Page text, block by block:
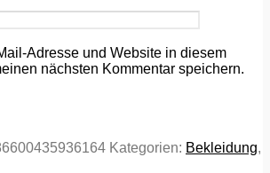
Adresse und Website in diesem
nächsten Kommentar speichern.
Kategorien: Bekleidung,